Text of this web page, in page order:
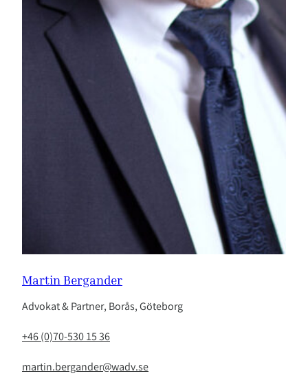
Martin Bergander
Advokat & Partner, Borås, Göteborg
+46 (0)70-530 15 36
martin.bergander@wadv.se